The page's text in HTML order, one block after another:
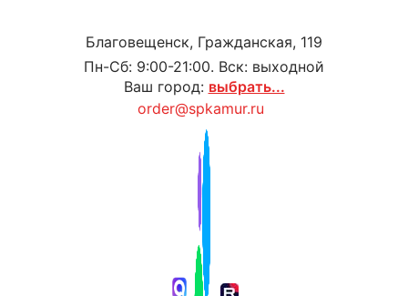
Благовещенск, Гражданская, 119
Пн-Сб: 9:00-21:00. Вск: выходной
Ваш город: выбрать...
order@spkamur.ru